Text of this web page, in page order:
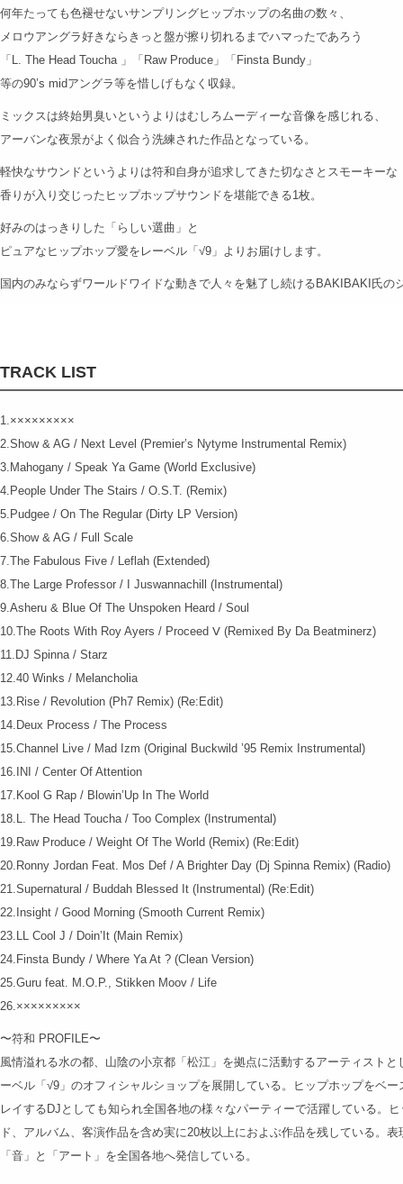
何年たっても色褪せないサンプリングヒップホップの名曲の数々、
メロウアングラ好きならきっと盤が擦り切れるまでハマったであろう
「L. The Head Toucha 」「Raw Produce」「Finsta Bundy」
等の90’s midアングラ等を惜しげもなく収録。
ミックスは終始男臭いというよりはむしろムーディーな音像を感じれる、
アーバンな夜景がよく似合う洗練された作品となっている。
軽快なサウンドというよりは符和自身が追求してきた切なさとスモーキーな
香りが入り交じったヒップホップサウンドを堪能できる1枚。
好みのはっきりした「らしい選曲」と
ピュアなヒップホップ愛をレーベル「√9」よりお届けします。
国内のみならずワールドワイドな動きで人々を魅了し続けるBAKIBAKI氏の
TRACK LIST
1.×××××××××
2.Show & AG / Next Level (Premier’s Nytyme Instrumental Remix)
3.Mahogany / Speak Ya Game (World Exclusive)
4.People Under The Stairs / O.S.T. (Remix)
5.Pudgee / On The Regular (Dirty LP Version)
6.Show & AG / Full Scale
7.The Fabulous Five / Leflah (Extended)
8.The Large Professor / I Juswannachill (Instrumental)
9.Asheru & Blue Of The Unspoken Heard / Soul
10.The Roots With Roy Ayers / Proceed Ⅴ (Remixed By Da Beatminerz)
11.DJ Spinna / Starz
12.40 Winks / Melancholia
13.Rise / Revolution (Ph7 Remix) (Re:Edit)
14.Deux Process / The Process
15.Channel Live / Mad Izm (Original Buckwild ’95 Remix Instrumental)
16.INI / Center Of Attention
17.Kool G Rap / Blowin’Up In The World
18.L. The Head Toucha / Too Complex (Instrumental)
19.Raw Produce / Weight Of The World (Remix) (Re:Edit)
20.Ronny Jordan Feat. Mos Def / A Brighter Day (Dj Spinna Remix) (Radio)
21.Supernatural / Buddah Blessed It (Instrumental) (Re:Edit)
22.Insight / Good Morning (Smooth Current Remix)
23.LL Cool J / Doin’It (Main Remix)
24.Finsta Bundy / Where Ya At ? (Clean Version)
25.Guru feat. M.O.P., Stikken Moov / Life
26.×××××××××
〜符和 PROFILE〜
風情溢れる水の都、山陰の小京都「松江」を拠点に活動するアーティスト
ーベル「√9」のオフィシャルショップを展開している。ヒップホップをベ
レイするDJとしても知られ全国各地の様々なパーティーで活躍している。
ド、アルバム、客演作品を含め実に20枚以上におよぶ作品を残している。
「音」と「アート」を全国各地へ発信している。